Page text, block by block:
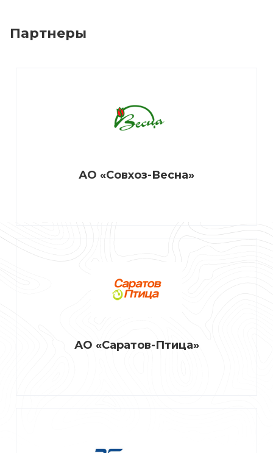
Партнеры
АО «Совхоз-Весна»
АО «Саратов-Птица»